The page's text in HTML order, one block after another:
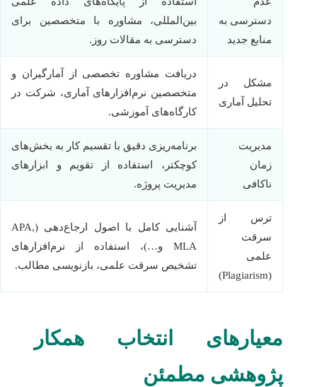
دسترسی به
منابع جدید
بین‌المللی، مشاوره با متخصصین برای
دسترسی به مقالات روز.
مشکل در
تحلیل آماری
دریافت مشاوره تخصصی از آمارگیران و
متخصصین نرم‌افزارهای آماری، شرکت در
کارگاه‌های آموزشی.
مدیریت
زمان
ناکافی
برنامه‌ریزی دقیق با تقسیم کار به بخش‌های
کوچکتر، استفاده از تقویم و ابزارهای
مدیریت پروژه.
ترس از
سرقت
علمی
(Plagiarism)
آشنایی کامل با اصول ارجاع‌دهی (APA,
MLA و…)، استفاده از نرم‌افزارهای
تشخیص سرقت علمی، بازنویسی مطالب.
معیارهای انتخاب همکار
پژوهشی مطمئن